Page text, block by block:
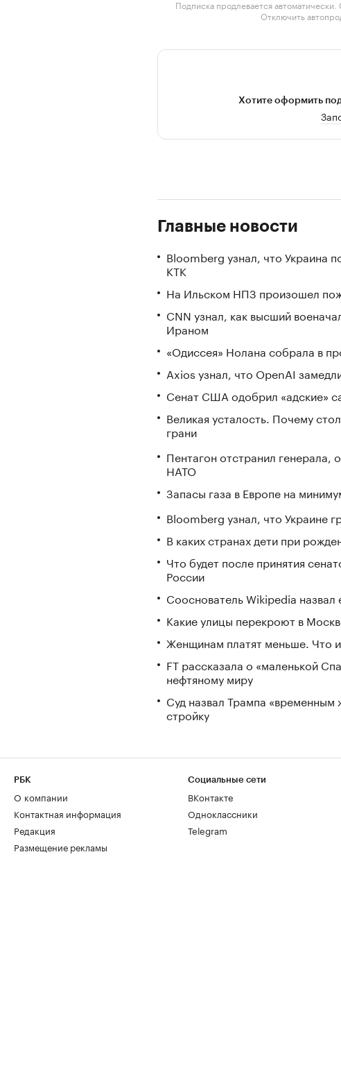
Подписка продлевается автоматически.
Отключить
Хотите оформить
Главные новости
Bloomberg узнал, что Украина
КТК
На Ильском НПЗ произошел
CNN узнал, как высший
Ираном
«Одиссея» Нолана собрала в
Axios узнал, что OpenAI
Сенат США одобрил «адские»
Великая усталость. Почему
грани
Пентагон отстранил генерала,
НАТО
Запасы газа в Европе на
Bloomberg узнал, что Украине
В каких странах дети при
Что будет после принятия
России
Сооснователь Wikipedia
Какие улицы перекроют в
Женщинам платят меньше. Что
FT рассказала о «маленькой
нефтяному миру
Суд назвал Трампа
стройку
РБК
О компании
Контактная информация
Редакция
Размещение рекламы
Социальные сети
ВКонтакте
Одноклассники
Telegram